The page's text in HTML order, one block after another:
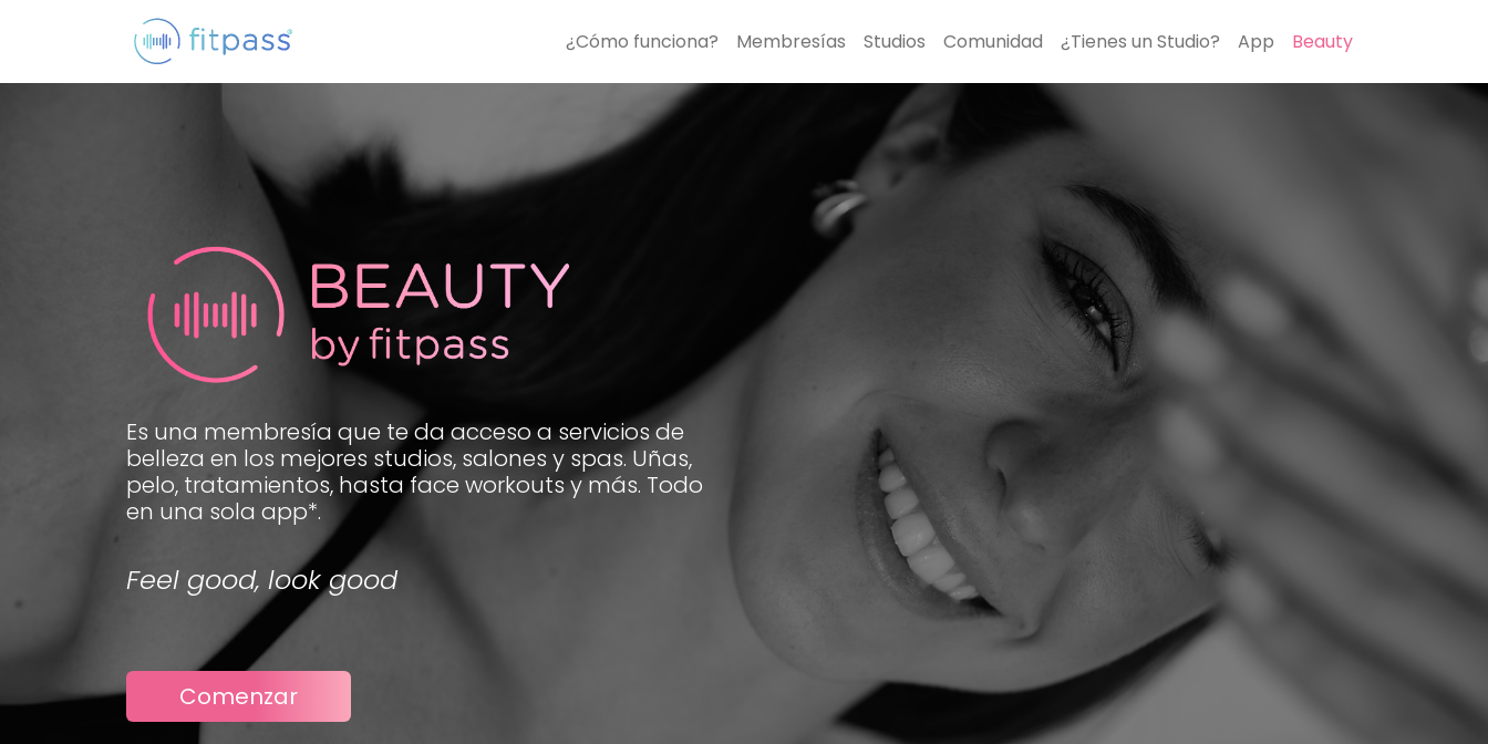
¿Cómo funciona? Membresías Studios Comunidad ¿Tienes un Studio? App Beauty
Es una membresía que te da acceso a servicios de
belleza en los mejores studios, salones y spas. Uñas,
pelo, tratamientos, hasta face workouts y más. Todo
en una sola app*.
Feel good, look good
Comenzar